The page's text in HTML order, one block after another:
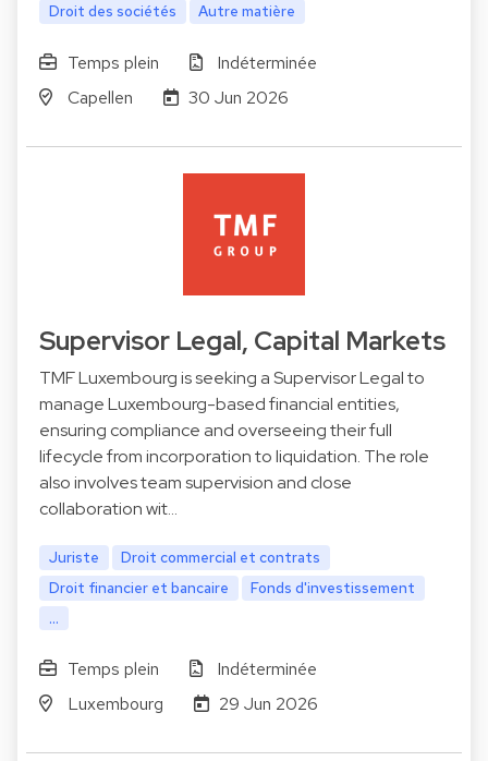
Droit des sociétés
Autre matière
Temps plein
Indéterminée
Capellen
30 Jun 2026
Supervisor Legal, Capital Markets
TMF Luxembourg is seeking a Supervisor Legal to
manage Luxembourg-based financial entities,
ensuring compliance and overseeing their full
lifecycle from incorporation to liquidation. The role
also involves team supervision and close
collaboration wit…
Juriste
Droit commercial et contrats
Droit financier et bancaire
Fonds d'investissement
...
Temps plein
Indéterminée
Luxembourg
29 Jun 2026